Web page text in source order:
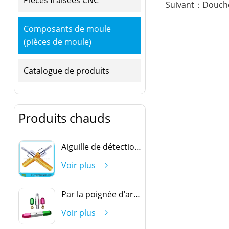
Composants de moule
(pièces de moule)
Catalogue de produits
Produits chauds
Aiguille de détection ovale
Voir plus
Par la poignée d'arrêt
Voir plus
Suivant：